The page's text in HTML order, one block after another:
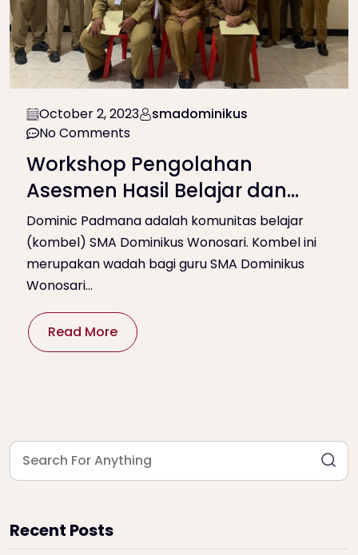
October 2, 2023
smadominikus
No Comments
Workshop Pengolahan
Asesmen Hasil Belajar dan
Asesmen P5
Dominic Padmana adalah komunitas belajar
(kombel) SMA Dominikus Wonosari. Kombel ini
merupakan wadah bagi guru SMA Dominikus
Wonosari...
Read More
Recent Posts